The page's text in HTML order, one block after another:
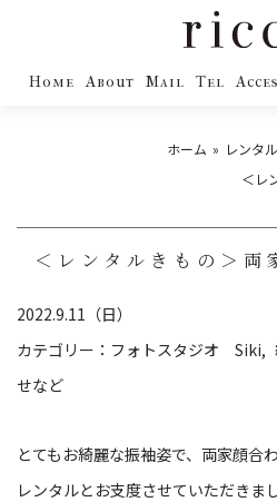
Home About Mail Tel
ホーム レンタ
＜レ
＜レンタルきもの＞
2022.9.11（日）
カテゴリー： フォトスタジオ Siki
せなど
とてもお綺麗な振袖姿で、両家顔合わ
レンタルとお支度させていただきま